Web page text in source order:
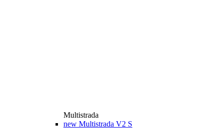
Multistrada
new Multistrada V2 S